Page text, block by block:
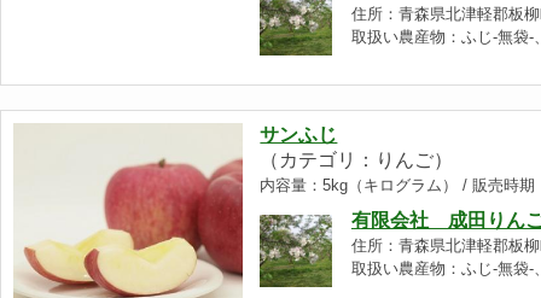
住所：青森県北津軽郡板
取扱い農産物：ふじ-無袋
サンふじ
（カテゴリ：りんご）
内容量：5kg（キログラム） / 販売時期
有限会社 成田りん
住所：青森県北津軽郡板
取扱い農産物：ふじ-無袋